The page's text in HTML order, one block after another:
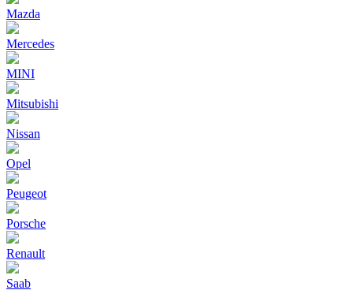
Mazda
Mercedes
MINI
Mitsubishi
Nissan
Opel
Peugeot
Porsche
Renault
Saab